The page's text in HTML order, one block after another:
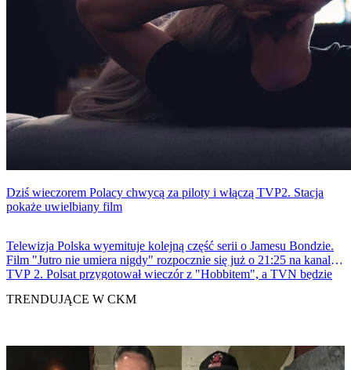
Dziś wieczorem Polacy chwycą za piloty i włączą TVP2. Stacja
pokaże uwielbiany film
Telewizja Polska wyemituje kolejną część serii o Jamesu Bondzie.
Film "Jutro nie umiera nigdy" rozpocznie się już o 21:25 na kanale
TVP 2. Polsat przygotował wieczór z "Hobbitem", a TVN będzie
TRENDUJĄCE W CKM